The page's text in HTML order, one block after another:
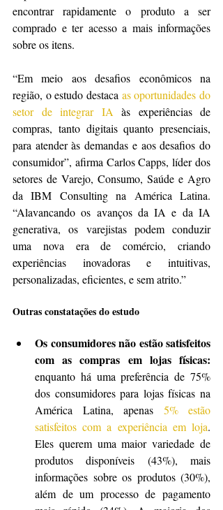
encontrar rapidamente o produto a ser
comprado e ter acesso a mais informações
sobre os itens.
“Em meio aos desafios econômicos na
região, o estudo destaca as oportunidades do
setor de integrar IA às experiências de
compras, tanto digitais quanto presenciais,
para atender às demandas e aos desafios do
consumidor”, afirma Carlos Capps, líder dos
setores de Varejo, Consumo, Saúde e Agro
da IBM Consulting na América Latina.
“Alavancando os avanços da IA e da IA
generativa, os varejistas podem conduzir
uma nova era de comércio, criando
experiências inovadoras e intuitivas,
personalizadas, eficientes, e sem atrito.”
Outras constatações do estudo
Os consumidores não estão satisfeitos
com as compras em lojas físicas:
enquanto há uma preferência de 75%
dos consumidores para lojas físicas na
América Latina, apenas 5% estão
satisfeitos com a experiência em loja.
Eles querem uma maior variedade de
produtos disponíveis (43%), mais
informações sobre os produtos (30%),
além de um processo de pagamento